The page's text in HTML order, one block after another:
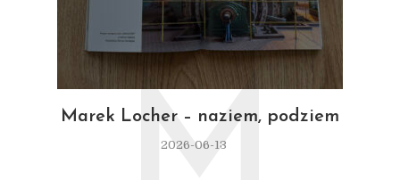
Marek Locher – naziem, podziem
2026-06-13
M